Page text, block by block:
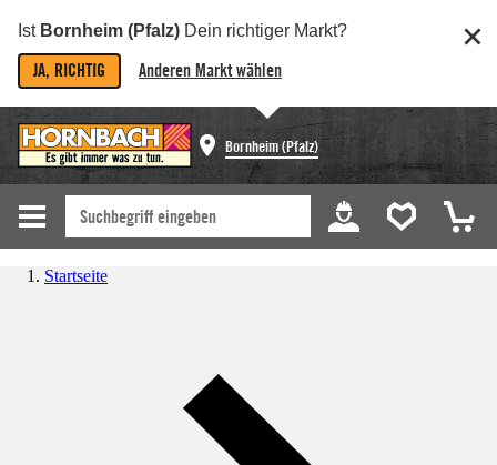
Ist Bornheim (Pfalz) Dein richtiger Markt?
JA, RICHTIG Anderen Markt wählen
Bornheim (Pfalz)
Startseite